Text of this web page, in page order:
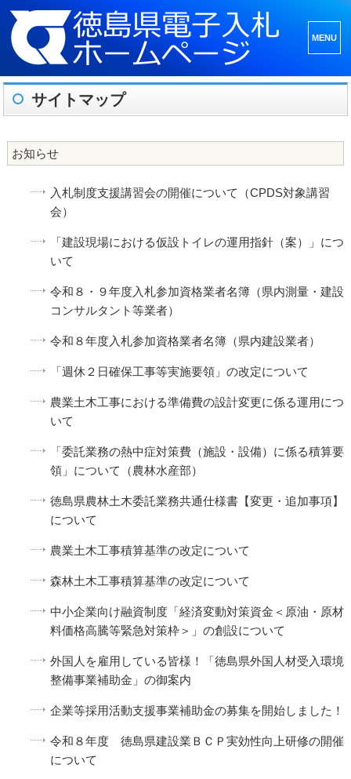
ーとウ
ィジェ
サイトマップ
お知らせ
入札制度支援講習会の開催について（CPDS対象講習
会）
「建設現場における仮設トイレの運用指針（案）」につ
いて
令和８・９年度入札参加資格業者名簿（県内測量・建設
コンサルタント等業者）
令和８年度入札参加資格業者名簿（県内建設業者）
「週休２日確保工事等実施要領」の改定について
農業土木工事における準備費の設計変更に係る運用につ
いて
「委託業務の熱中症対策費（施設・設備）に係る積算要
領」について（農林水産部）
徳島県農林土木委託業務共通仕様書【変更・追加事項】
について
農業土木工事積算基準の改定について
森林土木工事積算基準の改定について
中小企業向け融資制度「経済変動対策資金＜原油・原材
料価格高騰等緊急対策枠＞」の創設について
外国人を雇用している皆様！「徳島県外国人材受入環境
整備事業補助金」の御案内
企業等採用活動支援事業補助金の募集を開始しました！
令和８年度 徳島県建設業ＢＣＰ実効性向上研修の開催
について